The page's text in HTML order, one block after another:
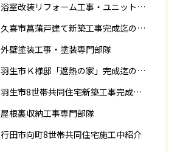
浴室改装リフォーム工事・ユニットバス専門部隊
久喜市菖蒲戸建て新築工事完成迄の紹介
外壁塗装工事・塗装専門部隊
羽生市Ｋ様邸「遮熱の家」完成迄の紹介です
羽生市8世帯共同住宅新築工事完成迄の紹介
屋根裏収納工事専門部隊
行田市向町8世帯共同住宅施工中紹介